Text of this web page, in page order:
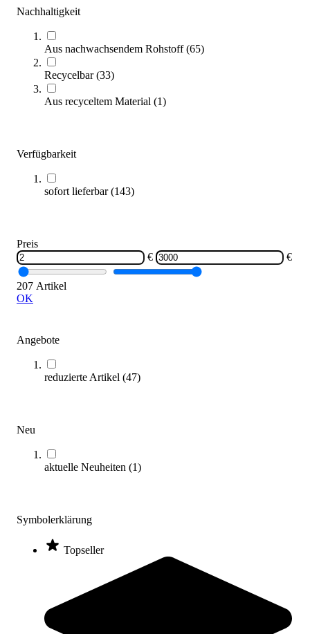
Nachhaltigkeit
Aus nachwachsendem Rohstoff(65)
Recycelbar(33)
Aus recyceltem Material (1)
Verfügbarkeit
sofort lieferbar(143)
Preis
€
€
207 Artikel
OK
Angebote
reduzierte Artikel (47)
Neu
aktuelle Neuheiten (1)
Symbolerklärung
Topseller
Pedalo® 5S-Koordinationsparcours
2.999,00 €
Zum Produkt
Kübler Sport® Koordinationsleiter
35,00 €
Solange der Vorrat reicht
Zum Produkt
Noch 3 auf Lager